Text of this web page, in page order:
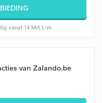
vanaf 14 Mrt t/m
van Zalando.be